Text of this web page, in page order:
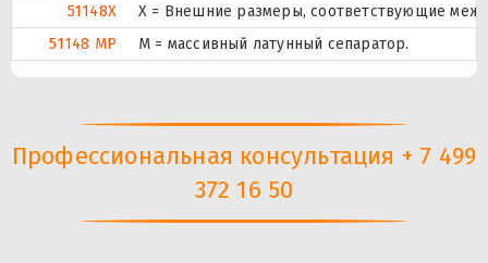
51148X
X = Внешние размеры, соответствующие
51148 MP
M = массивный латунный сепаратор.
Профессиональная консультация + 7 499
372 16 50